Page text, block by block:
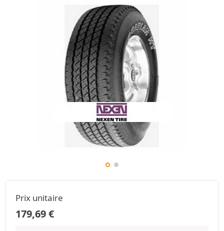
Prix unitaire
179,69€